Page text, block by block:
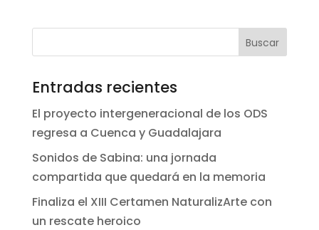
Entradas recientes
El proyecto intergeneracional de los ODS
regresa a Cuenca y Guadalajara
Sonidos de Sabina: una jornada
compartida que quedará en la memoria
Finaliza el XIII Certamen NaturalizArte con
un rescate heroico